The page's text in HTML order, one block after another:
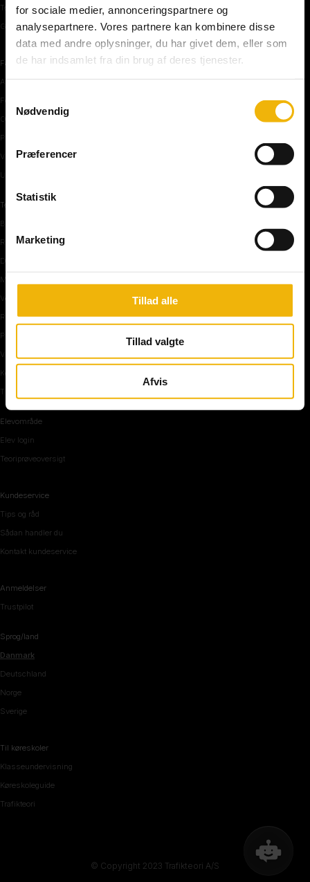
for sociale medier, annonceringspartnere og
analysepartnere. Vores partnere kan kombinere disse
data med andre oplysninger, du har givet dem, eller som
de har indsamlet fra din brug af deres tjenester.
Nødvendig
Præferencer
Statistik
Marketing
Tillad alle
Tillad valgte
Afvis
Teoriprøver – pakker/priser
Generhvervelse af kørekort
Færdselstavler
Advarselstavler
Forbudstavler
Oplysningstavler
Påbudstavler
Vigepligtstavler
Undertavler
Teoriundervisning
Bilens teknik
Risikoforhold
De første manøvre på vej
Manøvre på vej
Vejkryds
Rundkørsel og motorvej
Parkering, mørke og tunnel
Vi mennesker
Køreteknik
Tips og råd inden teoriprøven
Elevområde
Elev login
Teoriprøveoversigt
Kundeservice
Tips og råd
Sådan handler du
Kontakt kundeservice
Anmeldelser
Trustpilot
Sprog/land
Danmark
Deutschland
Norge
Sverige
Til køreskoler
Klasseundervisning
Køreskoleguide
Trafikteori
© Copyright 2023 Trafikteori A/S